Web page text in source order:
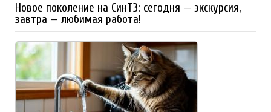
Новое поколение на СинТЗ: сегодня — экскурсия,
завтра — любимая работа!